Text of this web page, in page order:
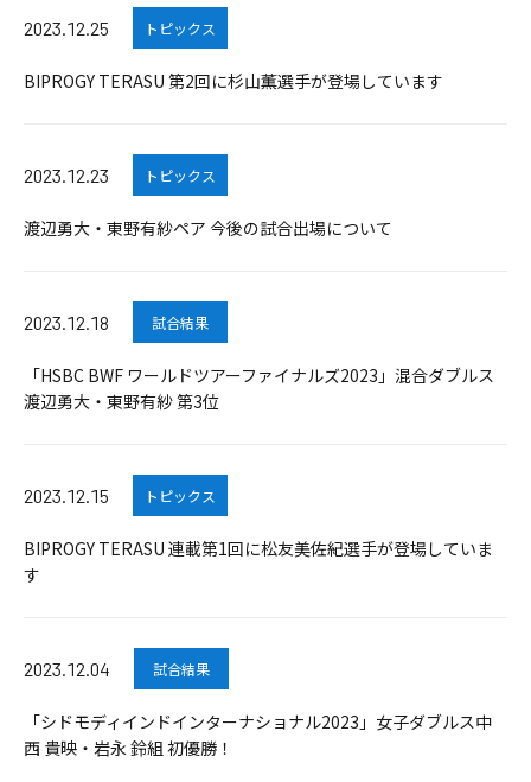
2023.12.25 トピックス
BIPROGY TERASU 第2回に杉山薫選手が登場しています
2023.12.23 トピックス
渡辺勇大・東野有紗ペア 今後の試合出場について
2023.12.18 試合結果
「HSBC BWF ワールドツアーファイナルズ2023」混合ダブルス
渡辺勇大・東野有紗 第3位
2023.12.15 トピックス
BIPROGY TERASU 連載第1回に松友美佐紀選手が登場していま
す
2023.12.04 試合結果
「シドモディインドインターナショナル2023」女子ダブルス中
西 貴映・岩永 鈴組 初優勝！